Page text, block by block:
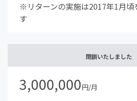
※リターンの実施は2017年1月頃
す
閉鎖いたしました
3,000,000円/月